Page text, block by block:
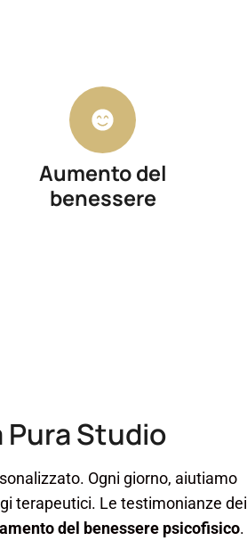
Aumento del
benessere
Pura Studio
Ogni giorno, aiutiamo
terapeutici. Le testimonianze dei
del benessere psicofisico.